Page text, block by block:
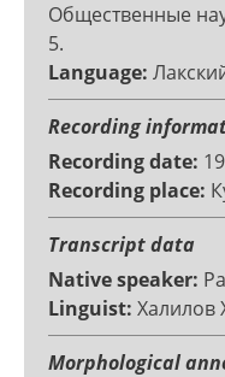
Общественные
5.
Language
Recording
Recording date
Recording place
Transcript data
Native speaker
Linguist Халилов
Morphological